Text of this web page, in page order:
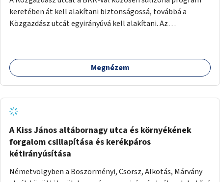
keretében át kell alakítani biztonságossá, továbbá a
Közgazdász utcát egyirányúvá kell alakítani. Az
kialakításával. A kettő között a Művelődés utca pedig
rendkívül balesetveszélyes és védett útszakasszá kell
program és forgalomszabályozás (aktív/passzív) -
Közgazdász utca - Művelődés utca - Park utca tengelyen.
Megnézem
A Kiss János altábornagy utca és környékének
forgalom csillapítása és kerékpáros
kétirányúsítása
Németvölgyben a Böszörményi, Csörsz, Alkotás, Márvány